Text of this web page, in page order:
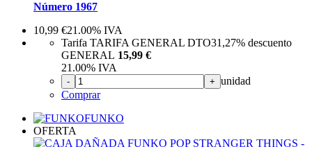
Número 1967
10,99 €21.00% IVA
Tarifa TARIFA GENERAL DTO31,27% descuento
GENERAL 15,99 €
21.00% IVA
- + unidad
Comprar
FUNKO
OFERTA